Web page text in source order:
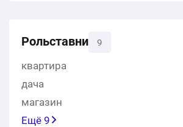
Рольставни 9
квартира
дача
магазин
Ещё 9